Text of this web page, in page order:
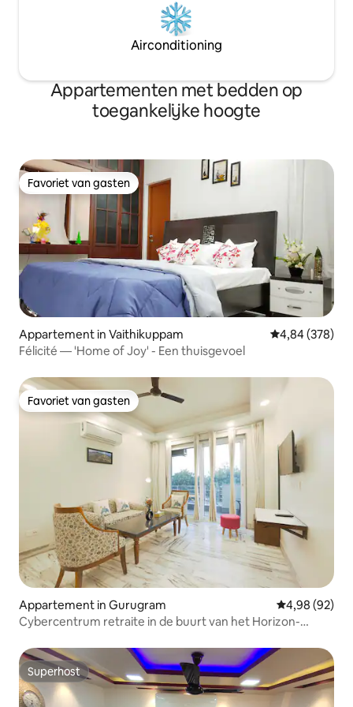
Airconditioning
Appartementen met bedden op
toegankelijke hoogte
Favoriet van gasten
Favoriet van gasten
Appartement in Vaithikuppam Gemiddelde
4,84 (378)
Félicité — 'Home of Joy' - Een thuisgevoel
Favoriet van gasten
Favoriet van gasten
Appartement in Gurugram Gemiddelde
4,98 (92)
Cybercentrum retraite in de buurt van het Horizon-
Superhost
Superhost